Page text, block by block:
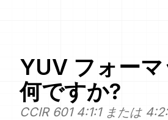
YUV フォー
何ですか?
CCIR 601 4:1:1 または